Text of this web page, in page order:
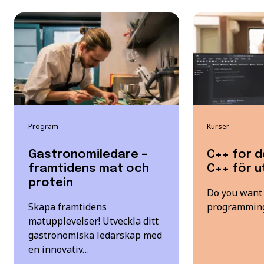
Program
Gastronomiledare –
framtidens mat och
protein
Skapa framtidens
matupplevelser! Utveckla ditt
gastronomiska ledarskap med
en innovativ…
Kurser
C++ for
C++ för
Do you